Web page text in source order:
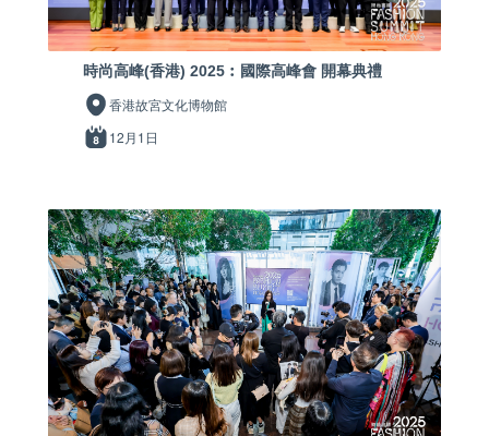
時尚高峰(香港) 2025︰國際高峰會 開幕典禮
香港故宮文化博物館
12月1日